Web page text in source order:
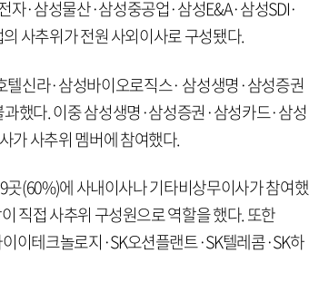
자·삼성물산·삼성중공업·삼성E&A·삼성SDI·
사추위가 전원 사외이사로 구성됐다.
텔신라·삼성바이오로직스· 삼성생명·삼성증권
했다. 이중 삼성생명·삼성증권·삼성카드·삼성
가 사추위 멤버에 참여했다.
곳(60%)에 사내이사나 기타비상무이사가 참여했
직접 사추위 구성원으로 역할을 했다. 또한
이테크놀로지·SK오션플랜트·SK텔레콤·SK하